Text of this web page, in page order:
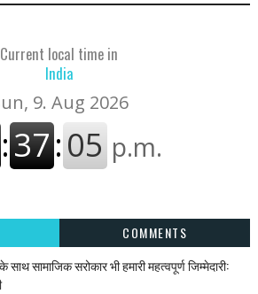
Current local time in
India
COMMENTS
साथ सामाजिक सरोकार भी हमारी महत्वपूर्ण जिम्मेदारी: